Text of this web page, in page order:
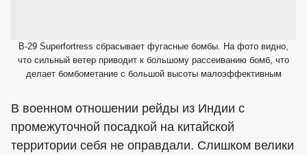
В-29 Superfortress сбрасывает фугасные бомбы. На фото видно,
что сильный ветер приводит к большому рассеиванию бомб, что
делает бомбометание с большой высоты малоэффективным
В военном отношении рейды из Индии с
промежуточной посадкой на китайской
территории себя не оправдали. Слишком велики